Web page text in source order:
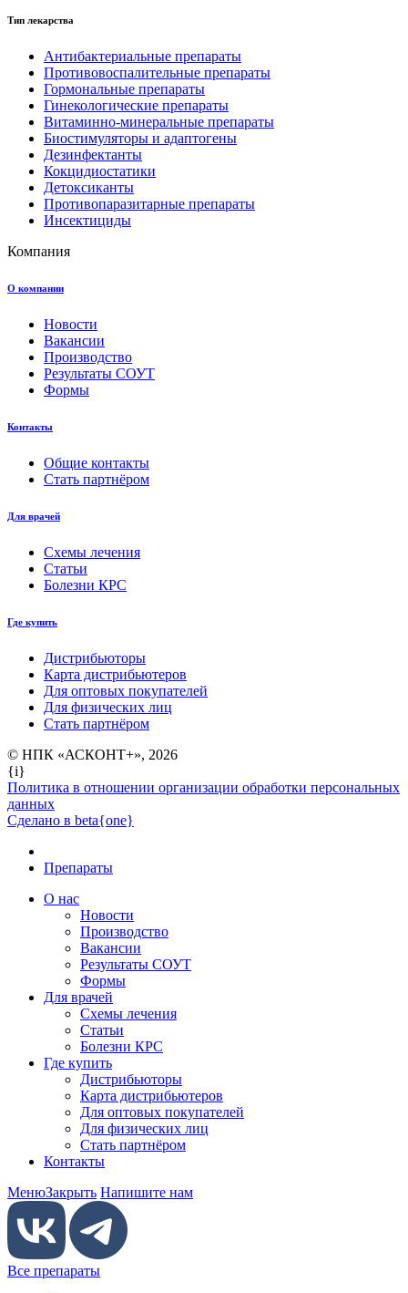
Тип лекарства
Антибактериальные препараты
Противовоспалительные препараты
Гормональные препараты
Гинекологические препараты
Витаминно-минеральные препараты
Биостимуляторы и адаптогены
Дезинфектанты
Кокцидиостатики
Детоксиканты
Противопаразитарные препараты
Инсектициды
Компания
О компании
Новости
Вакансии
Производство
Результаты СОУТ
Формы
Контакты
Общие контакты
Стать партнёром
Для врачей
Схемы лечения
Статьи
Болезни КРС
Где купить
Дистрибьюторы
Карта дистрибьютеров
Для оптовых покупателей
Для физических лиц
Стать партнёром
© НПК «АСКОНТ+», 2026
{i}
Политика в отношении организации обработки персональных
данных
Сделано в beta{one}
Препараты
О нас
Новости
Производство
Вакансии
Результаты СОУТ
Формы
Для врачей
Схемы лечения
Статьи
Болезни КРС
Где купить
Дистрибьюторы
Карта дистрибьютеров
Для оптовых покупателей
Для физических лиц
Стать партнёром
Контакты
МенюЗакрыть Напишите нам
Все препараты